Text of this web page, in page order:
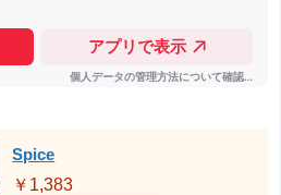
Spice
￥1,383